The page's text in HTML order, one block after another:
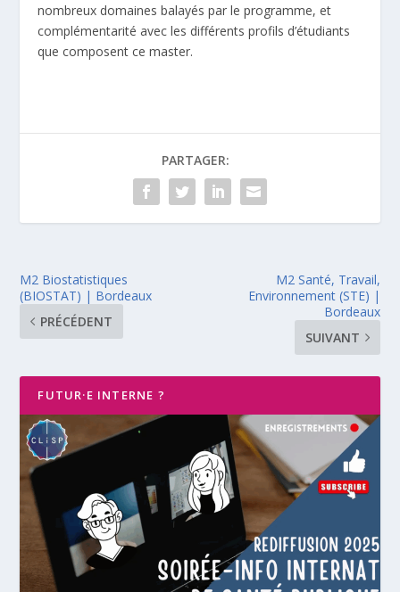
nombreux domaines balayés par le programme, et
complémentarité avec les différents profils d’étudiants
que composent ce master.
PARTAGER:
M2 Biostatistiques
(BIOSTAT) | Bordeaux
PRÉCÉDENT
M2 Santé, Travail,
Environnement (STE) |
Bordeaux
SUIVANT
FUTUR·E INTERNE ?